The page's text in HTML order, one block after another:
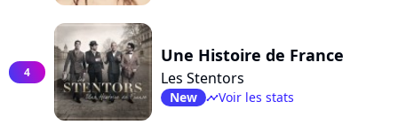
4
Une Histoire de France
Les Stentors
New timelineVoir les stats